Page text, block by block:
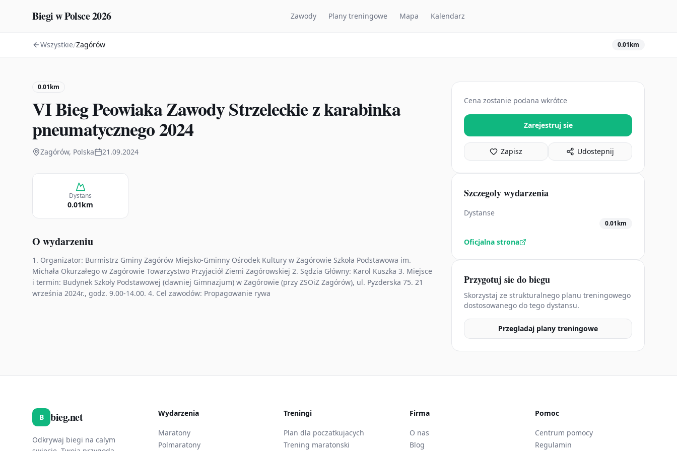
Biegi w Polsce 2026 Zawody Plany treningowe Mapa Kalendarz
Wszystkie/Zagórów 0.01km
0.01km
VI Bieg Peowiaka Zawody Strzeleckie z karabinka
pneumatycznego 2024
Zagórów, Polska 21.09.2024
Dystans
0.01km
O wydarzeniu
1. Organizator: Burmistrz Gminy Zagórów Miejsko-Gminny Ośrodek Kultury w Zagórowie Szkoła Podstawowa im.
Michała Okurzałego w Zagórowie Towarzystwo Przyjaciół Ziemi Zagórowskiej 2. Sędzia Główny: Karol Kuszka 3. Miejsce
i termin: Budynek Szkoły Podstawowej (dawniej Gimnazjum) w Zagórowie (przy ZSOiZ Zagórów), ul. Pyzderska 75. 21
września 2024r., godz. 9.00-14.00. 4. Cel zawodów: Propagowanie rywa
Cena zostanie podana wkrótce
Zarejestruj sie
Zapisz Udostepnij
Szczegoly wydarzenia
Dystanse
0.01km
Oficjalna strona
Przygotuj sie do biegu
Skorzystaj ze strukturalnego planu treningowego
dostosowanego do tego dystansu.
Przegladaj plany treningowe
B bieg.net
Odkrywaj biegi na calym
Wydarzenia
Maratony
Polmaratony
Treningi
Plan dla poczatkujacych
Trening maratonski
Firma
O nas
Blog
Pomoc
Centrum pomocy
Regulamin